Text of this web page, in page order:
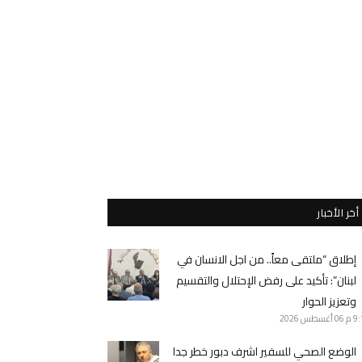
أخر الأخبار
إطلاق “ملتقى معاً.. من اجل الانسان في
لبنان”: تأكيد على رفض الإحتلال والتقسيم
وتعزيز الحوار
م 06 أغسطس 2026
الوضع الصحي للسفير اشرف دبور خطر جدا